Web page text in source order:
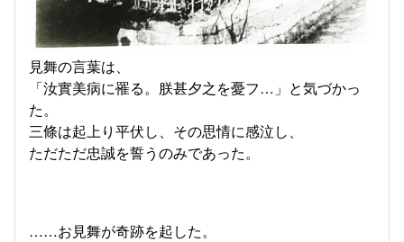
見舞の言葉は、
「汝實美病に罹る。朕甚夕之を憂フ…」と気づかっ
た。
三條は起上り平伏し、その思情に感泣し、
ただただ忠誠を誓うのみであった。
……お見舞が奇跡を起した。